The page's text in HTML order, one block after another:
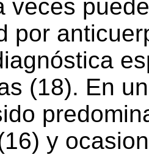
veces
por
(18). En
y